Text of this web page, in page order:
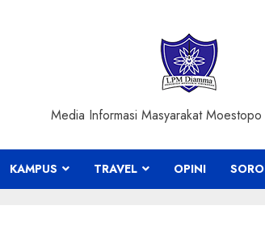
Media Informasi Masyarakat Moestopo
KAMPUS TRAVEL OPINI